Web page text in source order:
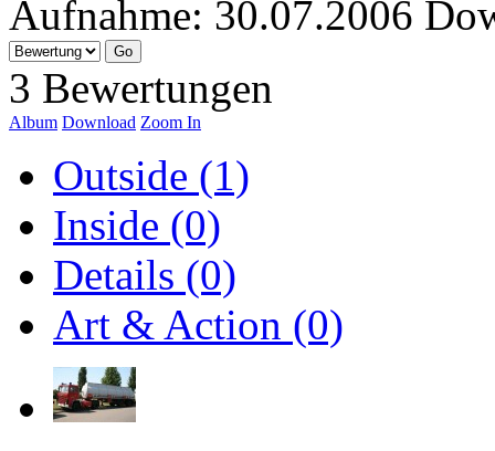
Aufnahme: 30.07.2006
3 Bewertungen
Album Download Zoom In
Outside (1)
Inside (0)
Details (0)
Art & Action (0)